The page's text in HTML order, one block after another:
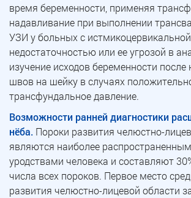
время беременности, применяя
надавливание при выполнении
УЗИ у больных с истмикоцервикальной
недостаточностью или ее угрозой в
изучение исходов беременности
швов на шейку в случаях
трансфундальное давление.
Возможности ранней диагностики
нёба. Пороки развития челюстно-
являются наиболее
уродствами человека и составляют
числа всех пороков. Первое место
развития челюстно-лицевой области